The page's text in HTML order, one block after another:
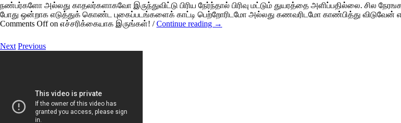
ந‌ண்ப‌ர்களோ அ‌ல்லது காதல‌ர்களாகவோ இரு‌ந்து‌வி‌‌ட்டு ‌பி‌ரிய நே‌ர்‌ந்தா‌ல் ‌பி‌ரிவு ம‌ட்டு‌ம் துயர‌த்தை அ‌ளி‌ப்ப‌தி‌ல்லை. ‌சில
போது ஒ‌ன்றாக எடு‌த்து‌க் கொ‌ண்ட புகை‌ப்பட‌ங்களை‌க் கா‌ட்டி பெ‌ற்றோ‌ரிடமோ அ‌ல்லது கணவ‌ரிடமோ கா‌ண்‌பி‌த்து ‌விடுவே‌ன்
Comments Offon எ‌ச்ச‌ரி‌க்கையாக இரு‌ங்க‌ள்! /Continue reading →
Next Previous